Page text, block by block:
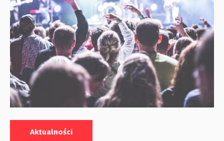
Aktualności